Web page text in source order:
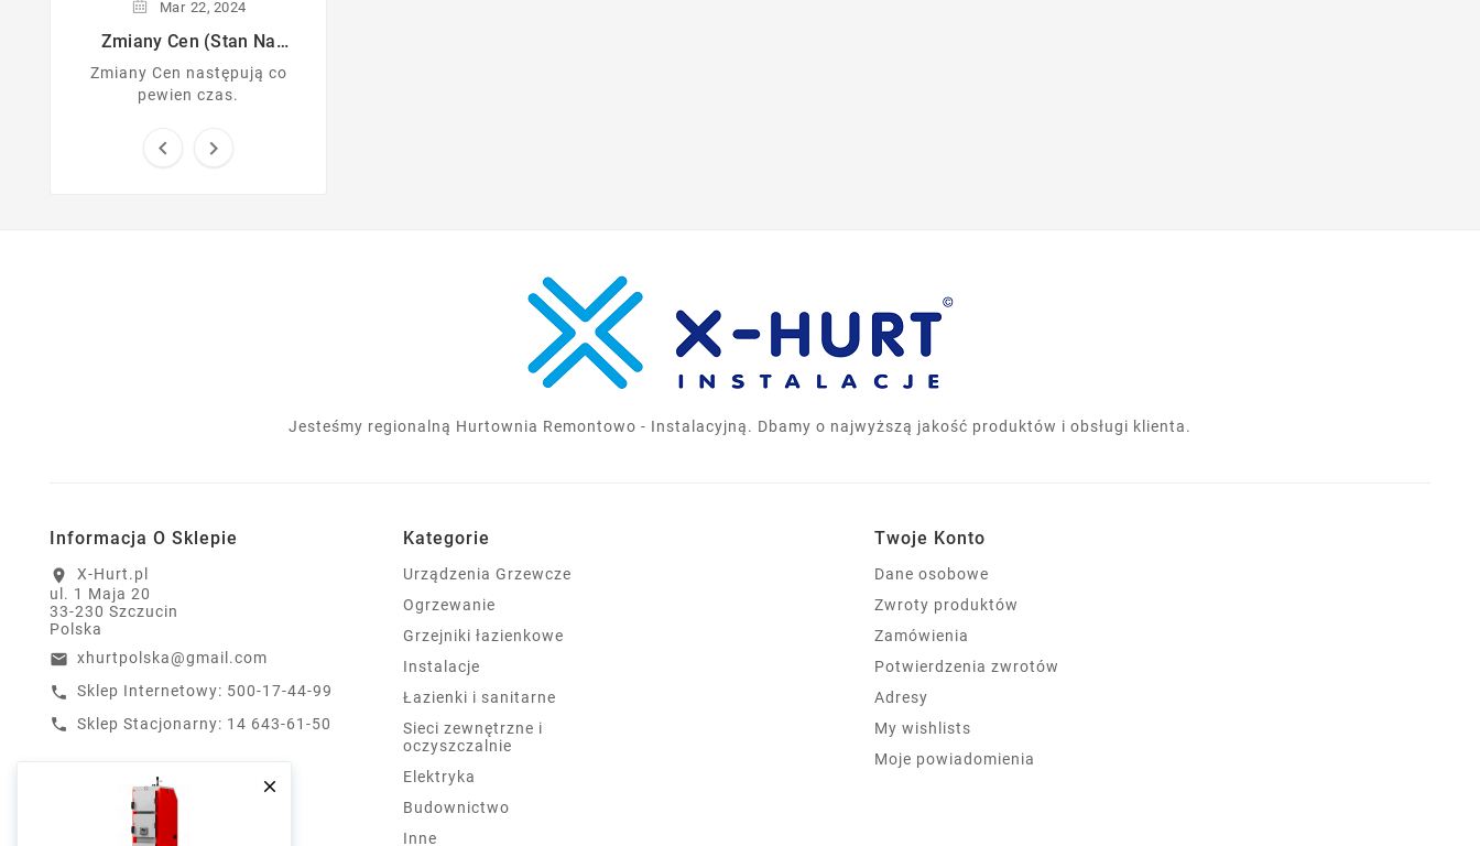

Mar 22, 2024
Zmiany Cen (stan Na
Zmiany Cen następują co
pewien czas.
 
Jesteśmy regionalną Hurtownia Remontowo - Instalacyjną. Dbamy o najwyższą jakość produktów i obsługi klienta.
Informacja O Sklepie
location_on
X-Hurt.pl
ul. 1 Maja 20
33-230 Szczucin
Polska
email xhurtpolska@gmail.com
call Sklep Internetowy: 500-17-44-99
call Sklep Stacjonarny: 14 643-61-50
Kategorie
Urządzenia Grzewcze
Ogrzewanie
Grzejniki łazienkowe
Instalacje
Łazienki i sanitarne
Sieci zewnętrzne i
oczyszczalnie
Elektryka
Budownictwo
Inne
Twoje Konto
Dane osobowe
Zwroty produktów
Zamówienia
Potwierdzenia zwrotów
Adresy
My wishlists
Moje powiadomienia